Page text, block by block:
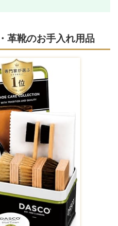
革靴のお手入れ用品